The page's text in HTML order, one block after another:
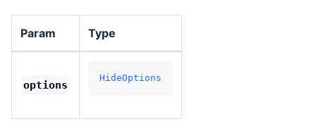
Param Type
options
HideOptions